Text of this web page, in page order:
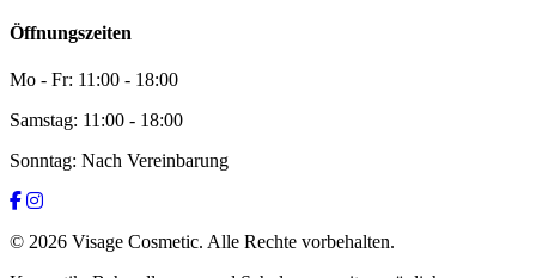
Öffnungszeiten
Mo - Fr: 11:00 - 18:00
Samstag: 11:00 - 18:00
Sonntag: Nach Vereinbarung
© 2026 Visage Cosmetic. Alle Rechte vorbehalten.